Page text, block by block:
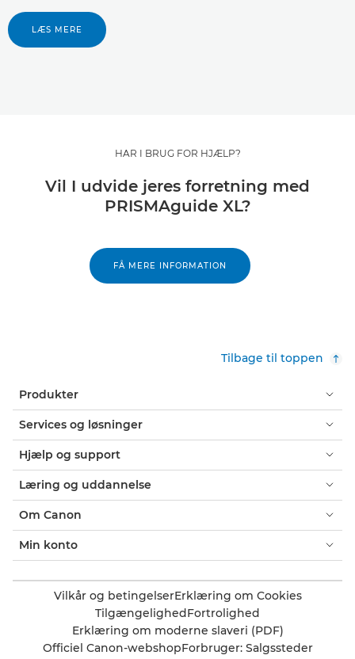
LÆS MERE
HAR I BRUG FOR HJÆLP?
Vil I udvide jeres forretning med
PRISMAguide XL?
FÅ MERE INFORMATION
Tilbage til toppen
Produkter
Services og løsninger
Hjælp og support
Læring og uddannelse
Om Canon
Min konto
Vilkår og betingelserErklæring om Cookies
TilgængelighedFortrolighed
Erklæring om moderne slaveri (PDF)
Officiel Canon-webshopForbruger: Salgssteder